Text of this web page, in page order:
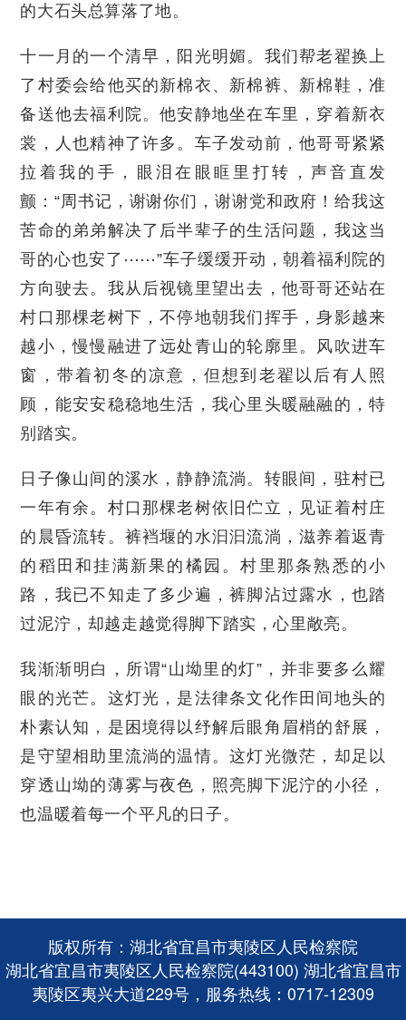
的大石头总算落了地。
十一月的一个清早，阳光明媚。我们帮老翟换上
了村委会给他买的新棉衣、新棉裤、新棉鞋，准
备送他去福利院。他安静地坐在车里，穿着新衣
裳，人也精神了许多。车子发动前，他哥哥紧紧
拉着我的手，眼泪在眼眶里打转，声音直发
颤：“周书记，谢谢你们，谢谢党和政府！给我这
苦命的弟弟解决了后半辈子的生活问题，我这当
哥的心也安了⋯⋯”车子缓缓开动，朝着福利院的
方向驶去。我从后视镜里望出去，他哥哥还站在
村口那棵老树下，不停地朝我们挥手，身影越来
越小，慢慢融进了远处青山的轮廓里。风吹进车
窗，带着初冬的凉意，但想到老翟以后有人照
顾，能安安稳稳地生活，我心里头暖融融的，特
别踏实。
日子像山间的溪水，静静流淌。转眼间，驻村已
一年有余。村口那棵老树依旧伫立，见证着村庄
的晨昏流转。裤裆堰的水汩汩流淌，滋养着返青
的稻田和挂满新果的橘园。村里那条熟悉的小
路，我已不知走了多少遍，裤脚沾过露水，也踏
过泥泞，却越走越觉得脚下踏实，心里敞亮。
我渐渐明白，所谓“山坳里的灯”，并非要多么耀
眼的光芒。这灯光，是法律条文化作田间地头的
朴素认知，是困境得以纾解后眼角眉梢的舒展，
是守望相助里流淌的温情。这灯光微茫，却足以
穿透山坳的薄雾与夜色，照亮脚下泥泞的小径，
也温暖着每一个平凡的日子。
版权所有：湖北省宜昌市夷陵区人民检察院
湖北省宜昌市夷陵区人民检察院(443100) 湖北省宜昌市
夷陵区夷兴大道229号，服务热线：0717-12309